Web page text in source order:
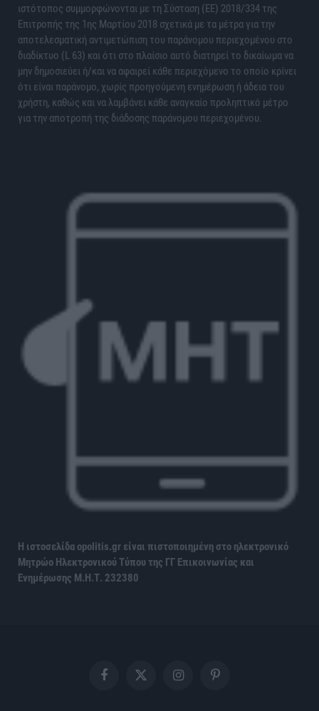
ιστότοπος συμμορφώνονται με τη Σύσταση (ΕΕ) 2018/334 της
Επιτροπής της 1ης Μαρτίου 2018 σχετικά με τα μέτρα για την
αποτελεσματική αντιμετώπιση του παράνομου περιεχομένου στο
διαδίκτυο (L 63) και ότι στο πλαίσιο αυτό διατηρεί το δικαίωμα να
μην δημοσιεύει ή/και να αφαιρεί κάθε περιεχόμενο το οποίο κρίνει
ότι είναι παράνομο, χωρίς προηγούμενη ενημέρωση ή άδεια του
χρήστη, καθώς και να λαμβάνει κάθε αναγκαίο προληπτικό μέτρο
για την αποτροπή της διάδοσης παράνομου περιεχομένου.
Η ιστοσελίδα opolitis.gr είναι πιστοποιημένη στο ηλεκτρονικό
Μητρώο Ηλεκτρονικού Τύπου της ΓΓ Επικοινωνίας και
Ενημέρωσης Μ.Η.Τ. 232380
Facebook X
InstagramPinterest